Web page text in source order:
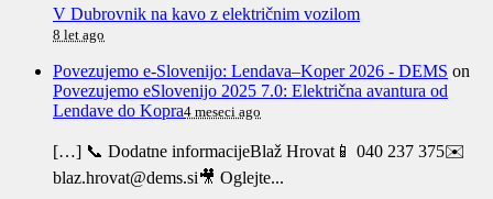
V Dubrovnik na kavo z električnim vozilom
8 let ago
Povezujemo e-Slovenijo: Lendava–Koper 2026 - DEMS on
Povezujemo eSlovenijo 2025 7.0: Električna avantura od
Lendave do Kopra4 meseci ago
[…] 📞 Dodatne informacijeBlaž Hrovat📱 040 237 375✉️
blaz.hrovat@dems.si🎥 Oglejte...